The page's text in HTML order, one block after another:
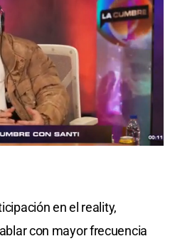
en el reality,
con mayor frecuencia